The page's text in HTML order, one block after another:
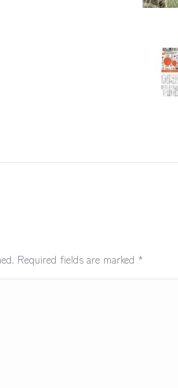
Required fields are marked *